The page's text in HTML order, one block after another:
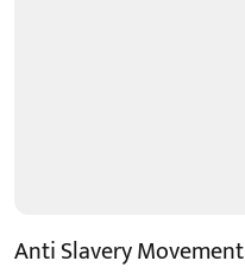
Anti Slavery Movement